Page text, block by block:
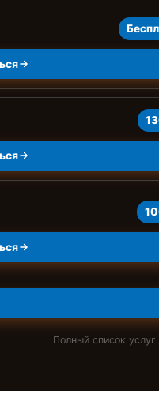
Полный список услуг